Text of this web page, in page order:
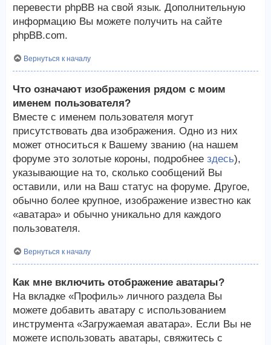
перевести phpBB на свой язык. Дополнительную
информацию Вы можете получить на сайте
phpBB.com.
Вернуться к началу
Что означают изображения рядом с моим
именем пользователя?
Вместе с именем пользователя могут
присутствовать два изображения. Одно из них
может относиться к Вашему званию (на нашем
форуме это золотые короны, подробнее здесь),
указывающие на то, сколько сообщений Вы
оставили, или на Ваш статус на форуме. Другое,
обычно более крупное, изображение известно как
«аватара» и обычно уникально для каждого
пользователя.
Вернуться к началу
Как мне включить отображение аватары?
На вкладке «Профиль» личного раздела Вы
можете добавить аватару с использованием
инструмента «Загружаемая аватара». Если Вы не
можете использовать аватары, свяжитесь с